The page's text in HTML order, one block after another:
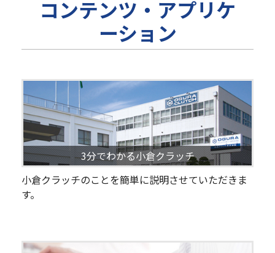
コンテンツ・アプリケ
ーション
3分でわかる小倉クラッチ
小倉クラッチのことを簡単に説明させていただきま
す。